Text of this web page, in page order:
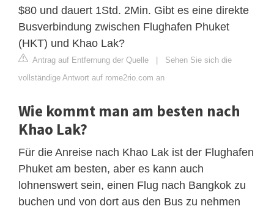
$80 und dauert 1Std. 2Min. Gibt es eine direkte
Busverbindung zwischen Flughafen Phuket
(HKT) und Khao Lak?
Antrag auf Entfernung der Quelle
Sehen Sie sich die
vollständige Antwort auf rome2rio.com an
Wie kommt man am besten nach
Khao Lak?
Für die Anreise nach Khao Lak ist der Flughafen
Phuket am besten, aber es kann auch
lohnenswert sein, einen Flug nach Bangkok zu
buchen und von dort aus den Bus zu nehmen